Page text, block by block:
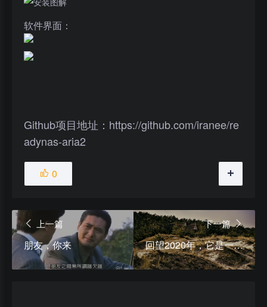
软件界面：
Github项目地址： https://github.com/iranee/re
adynas-aria2
0
上一篇
朋友，你来
下一篇
回望2020年，它是一个转折